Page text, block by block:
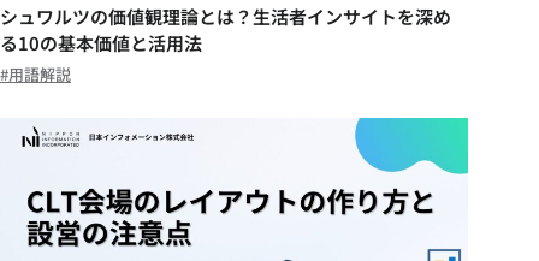
シュワルツの価値観理論とは？生活者インサイトを深め
る10の基本価値と活用法
用語解説